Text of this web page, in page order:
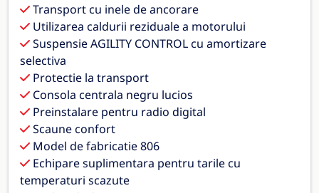
Transport cu inele de ancorare
Utilizarea caldurii reziduale a motorului
Suspensie AGILITY CONTROL cu amortizare
selectiva
Protectie la transport
Consola centrala negru lucios
Preinstalare pentru radio digital
Scaune confort
Model de fabricatie 806
Echipare suplimentara pentru tarile cu
temperaturi scazute